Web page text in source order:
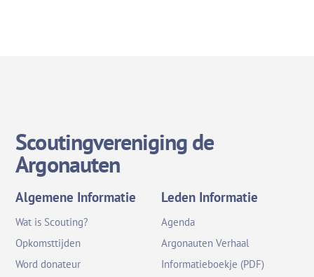
Scoutingvereniging de
Argonauten
Algemene Informatie
Wat is Scouting?
Opkomsttijden
Word donateur
Leden Informatie
Agenda
Argonauten Verhaal
Informatieboekje (PDF)